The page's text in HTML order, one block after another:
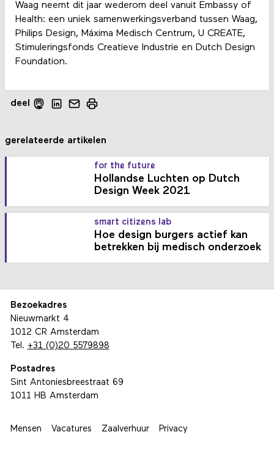
Waag neemt dit jaar wederom deel vanuit Embassy of
Health: een uniek samenwerkingsverband tussen Waag,
Philips Design, Máxima Medisch Centrum, U CREATE,
Stimuleringsfonds Creatieve Industrie en Dutch Design
Foundation.
deel
gerelateerde artikelen
for the future
Hollandse Luchten op Dutch
Design Week 2021
smart citizens lab
Hoe design burgers actief kan
betrekken bij medisch onderzoek
Bezoekadres
Nieuwmarkt 4
1012 CR Amsterdam
Tel. +31 (0)20 5579898
Postadres
Sint Antoniesbreestraat 69
1011 HB Amsterdam
Mensen Vacatures Zaalverhuur Privacy